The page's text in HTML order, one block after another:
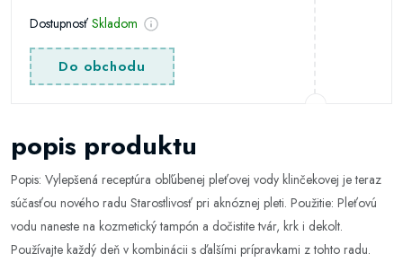
Dostupnosť Skladom
Do obchodu
popis produktu
Popis: Vylepšená receptúra obľúbenej pleťovej vody klinčekovej je teraz
súčasťou nového radu Starostlivosť pri aknóznej pleti. Použitie: Pleťovú
vodu naneste na kozmetický tampón a dočistite tvár, krk i dekolt.
Používajte každý deň v kombinácii s ďalšími prípravkami z tohto radu.